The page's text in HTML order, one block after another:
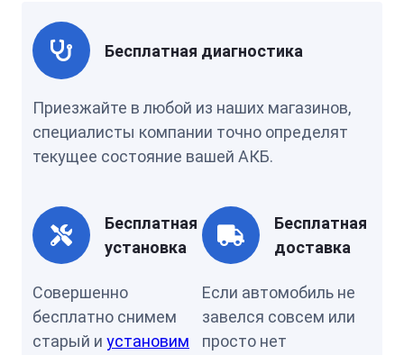
Бесплатная диагностика
Приезжайте в любой из наших магазинов,
специалисты компании точно определят
текущее состояние вашей АКБ.
Бесплатная
установка
Совершенно
бесплатно снимем
старый и установим
Бесплатная
доставка
Если автомобиль не
завелся совсем или
просто нет